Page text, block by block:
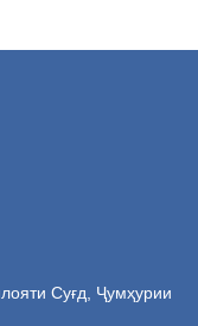
Суғд, Ҷумҳурии